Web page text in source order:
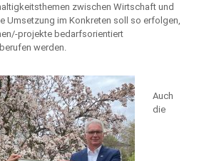
zwischen Wirtschaft und
Umsetzung im Konkreten soll so erfolgen,
projekte bedarfsorientiert
werden.
Auch
die